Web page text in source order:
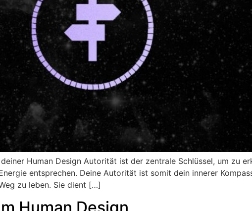
Human Design Autorität ist der zentrale Schlüssel, um zu
entsprechen. Deine Autorität ist somit dein innerer
zu leben. Sie dient […]